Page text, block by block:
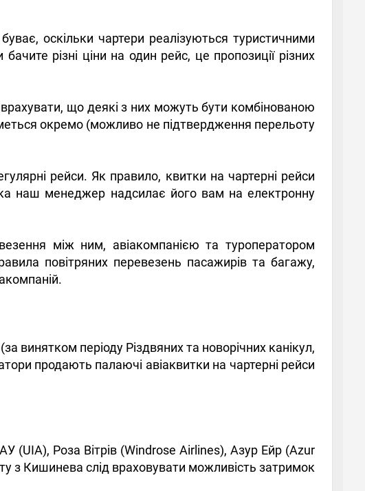
оскільки чартери реалізуються туристичними
різні ціни на один рейс, це пропозиції різних
що деякі з них можуть бути комбінованою
окремо (можливо не підтвердження перельоту
рейси. Як правило, квитки на чартерні рейси
наш менеджер надсилає його вам на електронну
між ним, авіакомпанією та туроператором
повітряних перевезень пасажирів та багажу,
періоду Різдвяних та новорічних канікул,
продають палаючі авіаквитки на чартерні рейси
(UIA), Роза Вітрів (Windrose Airlines), Азур Ейр (Azur
з Кишинева слід враховувати можливість затримок